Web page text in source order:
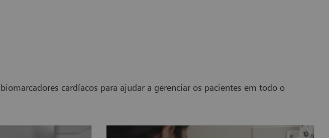
cardíacos para ajudar a gerenciar os pacientes em todo o